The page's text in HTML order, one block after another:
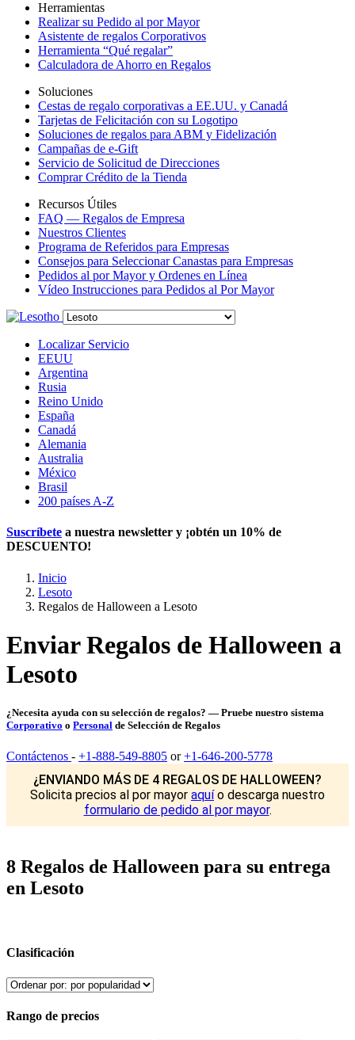
Herramientas
Realizar su Pedido al por Mayor
Asistente de regalos Corporativos
Herramienta “Qué regalar”
Calculadora de Ahorro en Regalos
Soluciones
Cestas de regalo corporativas a EE.UU. y Canadá
Tarjetas de Felicitación con su Logotipo
Soluciones de regalos para ABM y Fidelización
Campañas de e-Gift
Servicio de Solicitud de Direcciones
Comprar Crédito de la Tienda
Recursos Útiles
FAQ — Regalos de Empresa
Nuestros Clientes
Programa de Referidos para Empresas
Consejos para Seleccionar Canastas para Empresas
Pedidos al por Mayor y Ordenes en Línea
Vídeo Instrucciones para Pedidos al Por Mayor
Localizar Servicio
EEUU
Argentina
Rusia
Reino Unido
España
Canadá
Alemania
Australia
México
Brasil
200 países A-Z
Suscríbete a nuestra newsletter y ¡obtén un 10% de
DESCUENTO!
Inicio
Lesoto
Regalos de Halloween a Lesoto
Enviar Regalos de Halloween a
Lesoto
¿Necesita ayuda con su selección de regalos? — Pruebe nuestro sistema
Corporativo o Personal de Selección de Regalos
Contáctenos - +1-888-549-8805 or+1-646-200-5778
¿ENVIANDO MÁS DE 4 REGALOS DE HALLOWEEN?
Solicita precios al por mayor aquío descarga nuestro
formulario de pedido al por mayor.
8 Regalos de Halloween para su entrega
en Lesoto
Clasificación
Rango de precios